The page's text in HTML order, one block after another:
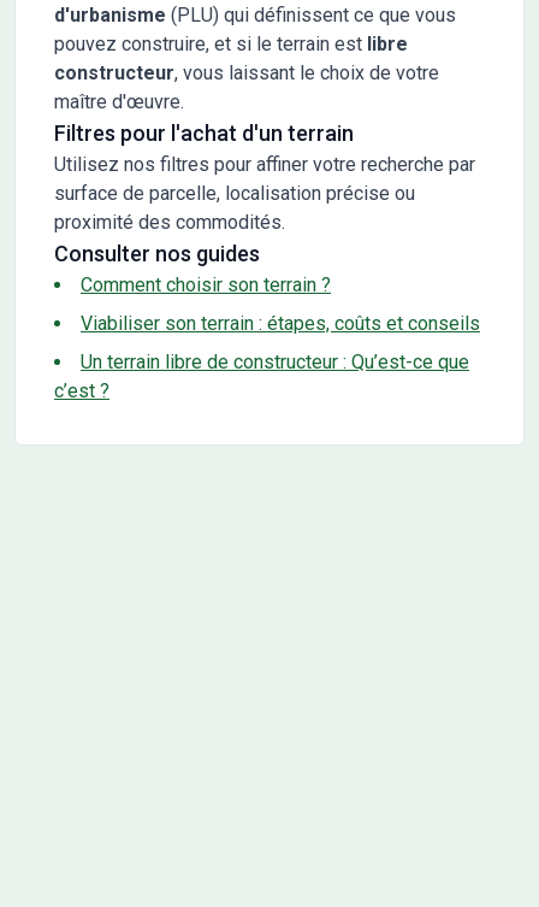
d'urbanisme (PLU) qui définissent ce que vous
pouvez construire, et si le terrain est libre
constructeur, vous laissant le choix de votre
maître d'œuvre.
Filtres pour l'achat d'un terrain
Utilisez nos filtres pour affiner votre recherche par
surface de parcelle, localisation précise ou
proximité des commodités.
Consulter nos guides
Comment choisir son terrain ?
Viabiliser son terrain : étapes, coûts et conseils
Un terrain libre de constructeur : Qu’est-ce que
c’est ?